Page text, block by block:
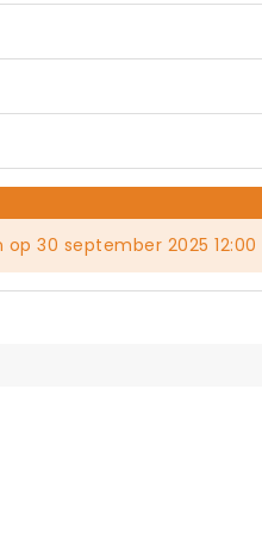
30 september 2025 12:00